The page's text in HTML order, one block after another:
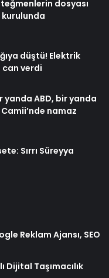
dosyası
düştü! Elektrik
verdi
yanda ABD, bir yanda
Camii’nde namaz
Sırrı Süreyya
Reklam Ajansı, SEO
Dijital Taşımacılık